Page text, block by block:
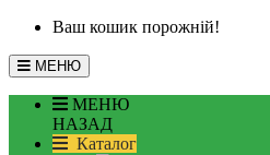
Ваш кошик порожній!
МЕНЮ
МЕНЮ
НАЗАД
Каталог